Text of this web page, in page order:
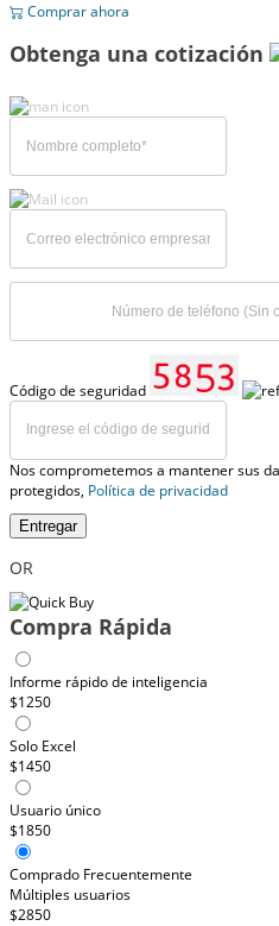
Comprar ahora
Obtenga una cotización
Código de seguridad
Nos comprometemos a mantener sus
protegidos, Política de privacidad
Entregar
OR
Compra Rápida
Informe rápido de inteligencia
$1250
Solo Excel
$1450
Usuario único
$1850
Comprado Frecuentemente
Múltiples usuarios
$2850